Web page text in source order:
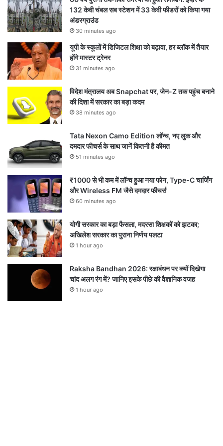
132 केवी चंबल सब स्टेशन में 33 केवी फीडरों को किया गया
अंडरग्राउंड
30 minutes ago
यूपी के स्कूलों में डिजिटल शिक्षा को बढ़ावा, हर ब्लॉक में तैयार
होंगे मास्टर ट्रेनर
31 minutes ago
विदेश मंत्रालय अब Snapchat पर, जेन-Z तक पहुंच बनाने
की दिशा में सरकार का बड़ा कदम
38 minutes ago
Tata Nexon Camo Edition लॉन्च, नए लुक और
दमदार फीचर्स के साथ जानें कितनी है कीमत
51 minutes ago
₹1000 से भी कम में लॉन्च हुआ नया फोन, Type-C चार्जिंग
और Wireless FM जैसे दमदार फीचर्स
60 minutes ago
योगी सरकार का बड़ा फैसला, मदरसा शिक्षकों को झटका;
अखिलेश सरकार का पुराना निर्णय पलटा
1 hour ago
Raksha Bandhan 2026: रक्षाबंधन पर क्यों दिखेगा
चांद अलग रंग में? जानिए इसके पीछे की वैज्ञानिक वजह
1 hour ago